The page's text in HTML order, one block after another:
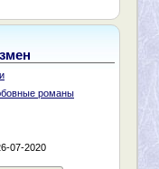
романы
07-2020